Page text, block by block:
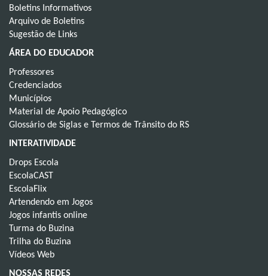
Boletins Informativos
Arquivo de Boletins
Sugestão de Links
ÁREA DO EDUCADOR
Professores
Credenciados
Municípios
Material de Apoio Pedagógico
Glossário de Siglas e Termos de Trânsito do RS
INTERATIVIDADE
Drops Escola
EscolaCAST
EscolaFlix
Artendendo em Jogos
Jogos infantis online
Turma do Buzina
Trilha do Buzina
Vídeos Web
NOSSAS REDES